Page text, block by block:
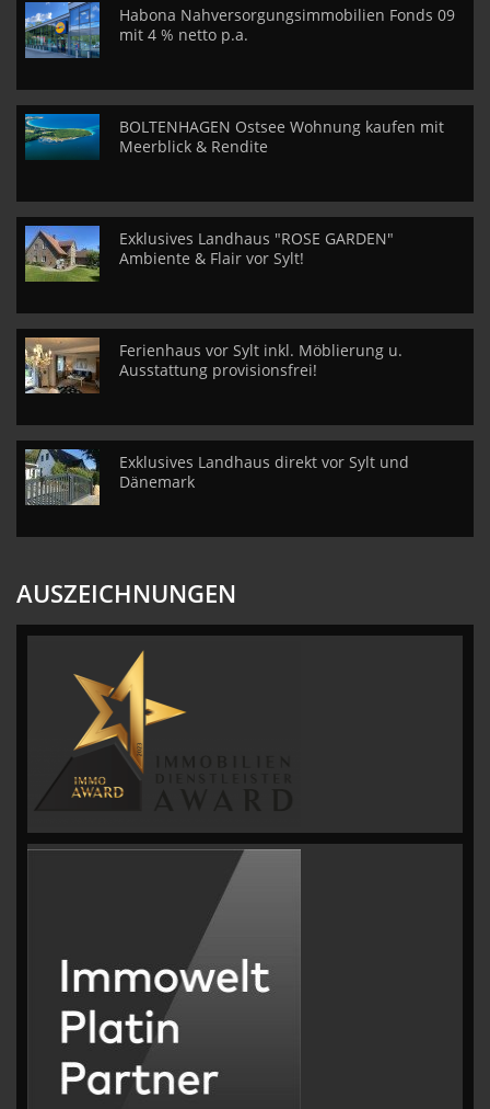
Habona Nahversorgungsimmobilien Fonds 09
mit 4 % netto p.a.
BOLTENHAGEN Ostsee Wohnung kaufen mit
Meerblick & Rendite
Exklusives Landhaus "ROSE GARDEN"
Ambiente & Flair vor Sylt!
Ferienhaus vor Sylt inkl. Möblierung u.
Ausstattung provisionsfrei!
Exklusives Landhaus direkt vor Sylt und
Dänemark
AUSZEICHNUNGEN